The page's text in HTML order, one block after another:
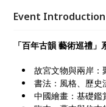
術」線上課程現已
Event Introduction
「百年古韻 藝術巡禮」
故宮文物與兩岸：
書法：風格、歷史
中國繪畫：基礎鑑